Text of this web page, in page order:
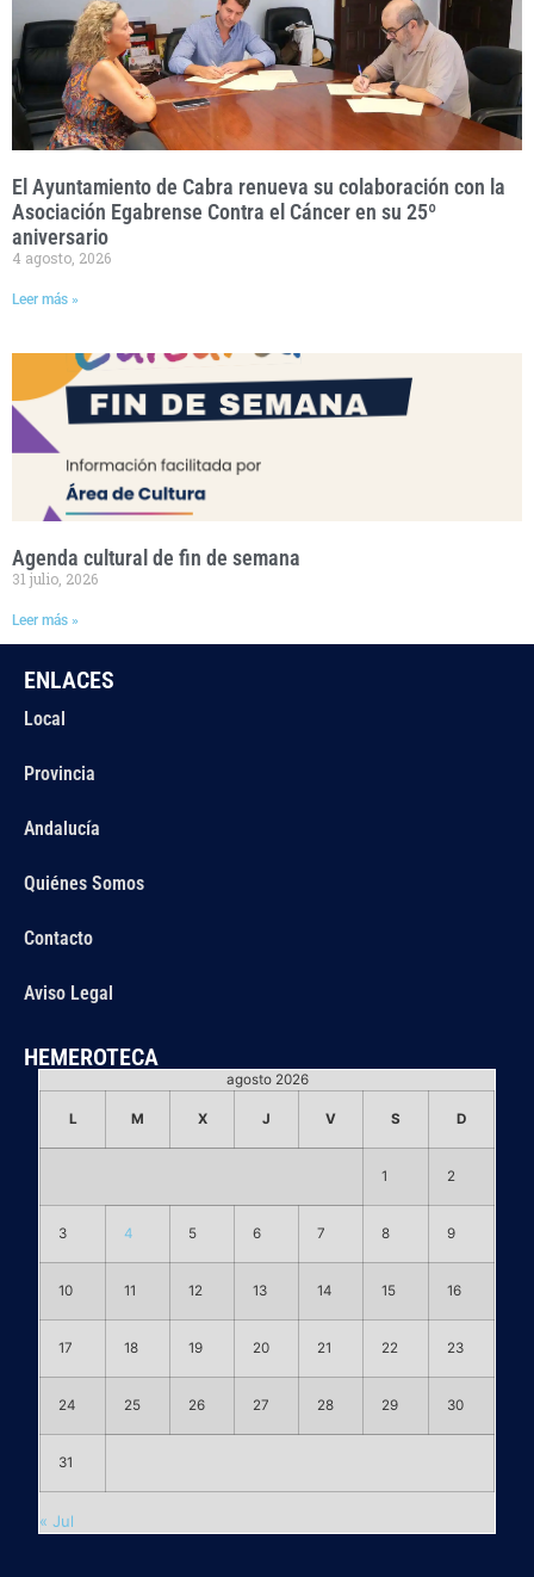
El Ayuntamiento de Cabra renueva su colaboración con la
Asociación Egabrense Contra el Cáncer en su 25º
aniversario
4 agosto, 2026
Leer más »
Agenda cultural de fin de semana
31 julio, 2026
Leer más »
ENLACES
Local
Provincia
Andalucía
Quiénes Somos
Contacto
Aviso Legal
HEMEROTECA
agosto 2026
L M X J V S D
1 2
3 4 5 6 7 8 9
10 11 12 13 14 15 16
17 18 19 20 21 22 23
24 25 26 27 28 29 30
31
« Jul